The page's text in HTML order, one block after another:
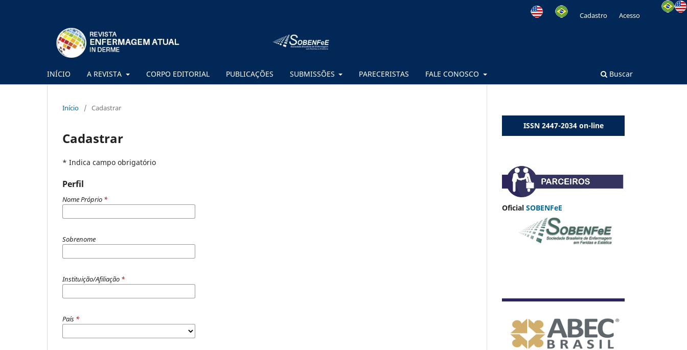
INÍCIO A REVISTA CORPO EDITORIAL PUBLICAÇÕES SUBMISSÕES PARECERISTAS FALE CONOSCO Buscar
Cadastro Acesso
Início / Cadastrar
Cadastrar
* Indica campo obrigatório
Perfil
Nome Próprio *
Sobrenome
Instituição/Afiliação *
País *
ISSN 2447-2034 on-line
Oficial SOBENFeE